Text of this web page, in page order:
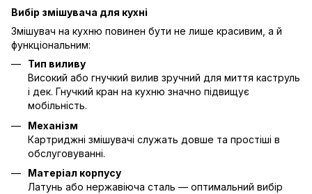
Вибір змішувача для кухні
Змішувач на кухню повинен бути не лише красивим, а й
функціональним:
Тип виливу
Високий або гнучкий вилив зручний для миття каструль
і дек. Гнучкий кран на кухню значно підвищує
мобільність.
Механізм
Картриджні змішувачі служать довше та простіші в
обслуговуванні.
Матеріал корпусу
Латунь або нержавіюча сталь — оптимальний вибір